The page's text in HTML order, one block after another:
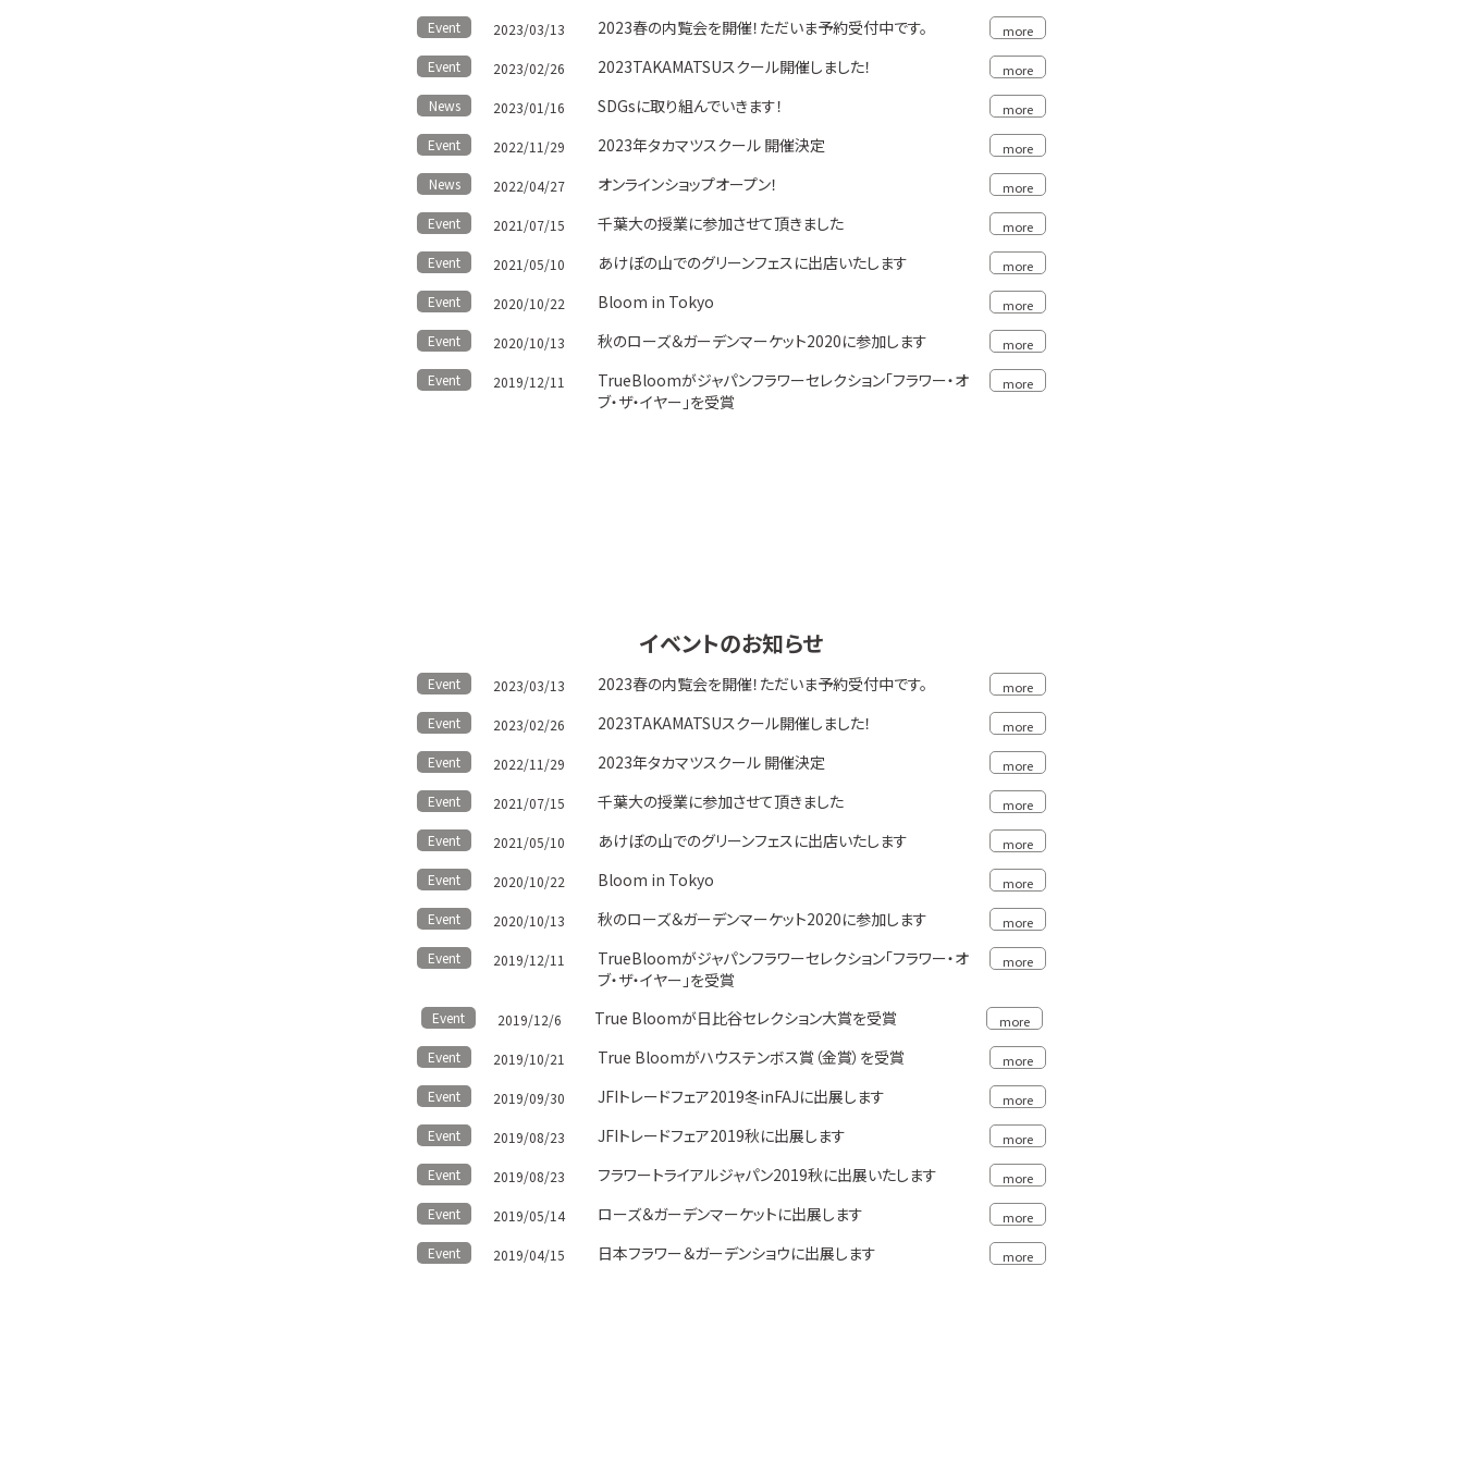
Event 2023/03/13 2023春の内覧会を開催！ただいま予約受付中です。 more
Event 2023/02/26 2023TAKAMATSUスクール開催しました！ more
News 2023/01/16 SDGsに取り組んでいきます！ more
Event 2022/11/29 2023年タカマツスクール 開催決定 more
News 2022/04/27 オンラインショップオープン！ more
Event 2021/07/15 千葉大の授業に参加させて頂きました more
Event 2021/05/10 あけぼの山でのグリーンフェスに出店いたします more
Event 2020/10/22 Bloom in Tokyo more
Event 2020/10/13 秋のローズ＆ガーデンマーケット2020に参加します more
Event 2019/12/11
TrueBloomがジャパンフラワーセレクション「フラワー・オ
ブ・ザ・イヤー」を受賞
more
イベントのお知らせ
Event 2023/03/13 2023春の内覧会を開催！ただいま予約受付中です。 more
Event 2023/02/26 2023TAKAMATSUスクール開催しました！ more
Event 2022/11/29 2023年タカマツスクール 開催決定 more
Event 2021/07/15 千葉大の授業に参加させて頂きました more
Event 2021/05/10 あけぼの山でのグリーンフェスに出店いたします more
Event 2020/10/22 Bloom in Tokyo more
Event 2020/10/13 秋のローズ＆ガーデンマーケット2020に参加します more
Event 2019/12/11
TrueBloomがジャパンフラワーセレクション「フラワー・オ
ブ・ザ・イヤー」を受賞
more
Event 2019/12/6 True Bloomが日比谷セレクション大賞を受賞 more
Event 2019/10/21 True Bloomがハウステンボス賞（金賞）を受賞 more
Event 2019/09/30 JFIトレードフェア2019冬inFAJに出展します more
Event 2019/08/23 JFIトレードフェア2019秋に出展します more
Event 2019/08/23 フラワートライアルジャパン2019秋に出展いたします more
Event 2019/05/14 ローズ＆ガーデンマーケットに出展します more
Event 2019/04/15 日本フラワー＆ガーデンショウに出展します more